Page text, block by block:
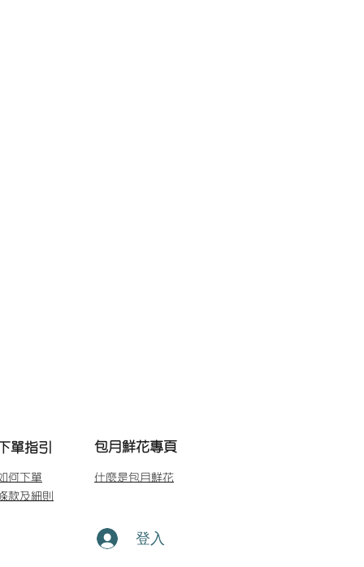
單指引 包月鮮花專頁
何下單
款及細則
什麼是包月鮮花
登入